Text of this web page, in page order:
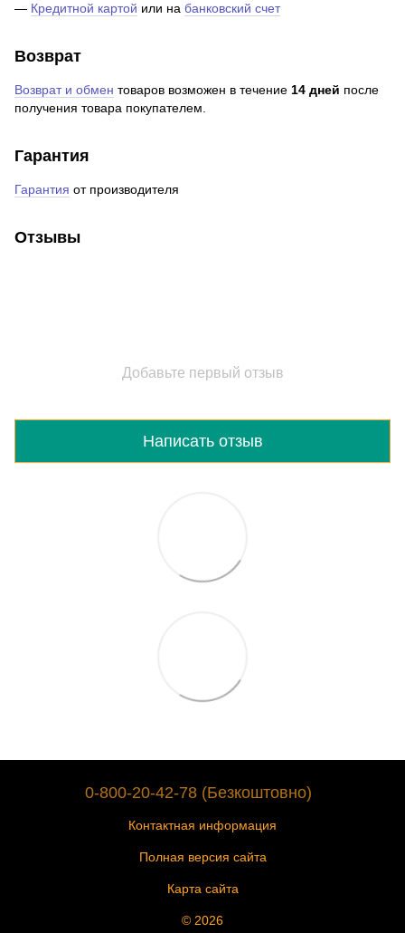
— Кредитной картой или на банковский счет
Возврат
Возврат и обмен товаров возможен в течение 14 дней после
получения товара покупателем.
Гарантия
Гарантия от производителя
Отзывы
Добавьте первый отзыв
Написать отзыв
0-800-20-42-78 (Безкоштовно)
Контактная информация
Полная версия сайта
Карта сайта
© 2026